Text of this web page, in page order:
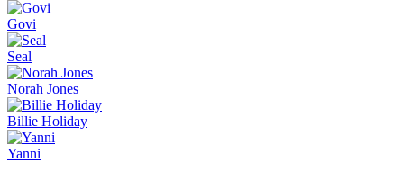
Govi
Seal
Norah Jones
Billie Holiday
Yanni